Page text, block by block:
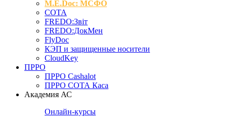
M.E.Doc: МСФО
СОТА
FREDO:Звіт
FREDO:ДокМен
FlyDoc
КЭП и защищенные носители
CloudKey
ПРРО
ПРРО Cashalot
ПРРО СОТА Каса
Академия АС
Онлайн-курсы